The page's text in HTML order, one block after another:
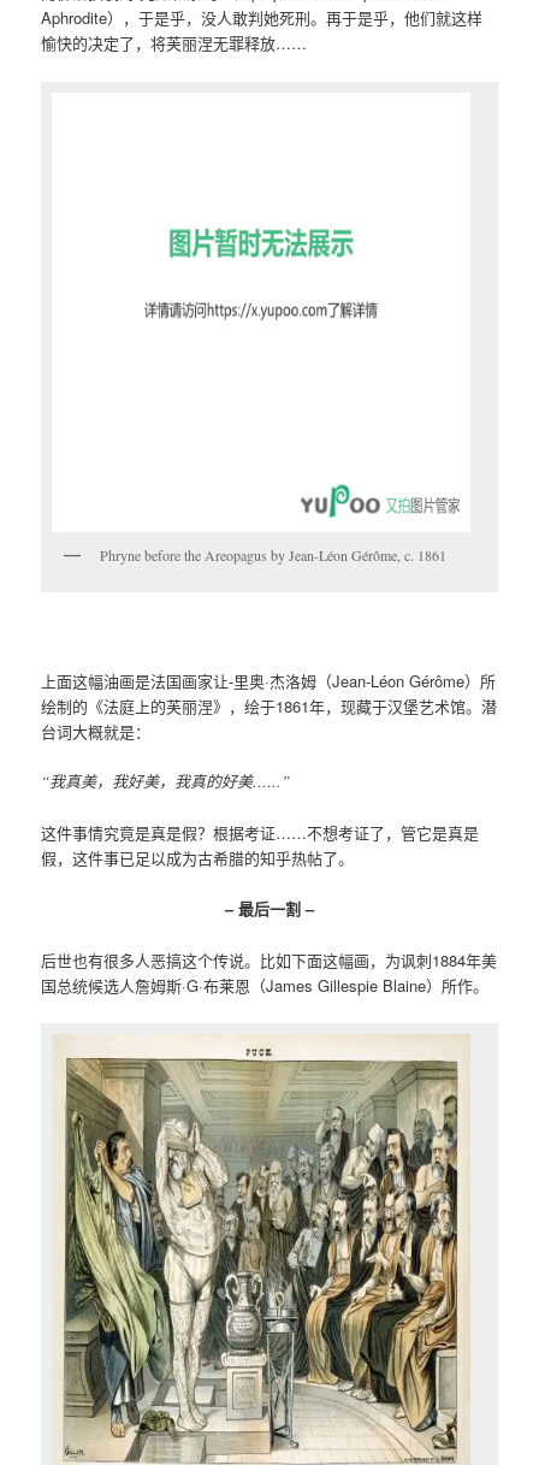
Aphrodite），于是乎，没人敢判她死刑。再于是乎，他们就这样
愉快的决定了，将芙丽涅无罪释放……
Phryne before the Areopagus by Jean-Léon Gérôme, c. 1861
上面这幅油画是法国画家让-里奥·杰洛姆（Jean-Léon Gérôme）所
绘制的《法庭上的芙丽涅》，绘于1861年，现藏于汉堡艺术馆。潜
台词大概就是：
“我真美，我好美，我真的好美……”
这件事情究竟是真是假？根据考证……不想考证了，管它是真是
假，这件事已足以成为古希腊的知乎热帖了。
– 最后一割 –
后世也有很多人恶搞这个传说。比如下面这幅画，为讽刺1884年美
国总统候选人詹姆斯·G·布莱恩（James Gillespie Blaine）所作。